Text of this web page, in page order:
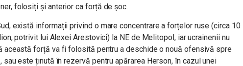
folosiți și anterior ca forță de șoc.
există informații privind o mare concentrare a forțelor ruse (circa 10
potrivit lui Alexei Arestovici) la NE de Melitopol, iar ucrainenii nu
această forță va fi folosită pentru a deschide o nouă ofensivă spre
sau este ținută în rezervă pentru apărarea Herson, în cazul unei